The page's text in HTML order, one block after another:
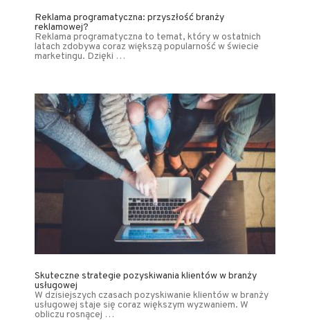
Reklama programatyczna: przyszłość branży
reklamowej?
Reklama programatyczna to temat, który w ostatnich
latach zdobywa coraz większą popularność w świecie
marketingu. Dzięki …
Skuteczne strategie pozyskiwania klientów w branży
usługowej
W dzisiejszych czasach pozyskiwanie klientów w branży
usługowej staje się coraz większym wyzwaniem. W
obliczu rosnącej …